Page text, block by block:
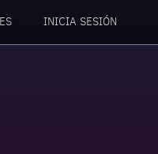
INICIA SESIÓN